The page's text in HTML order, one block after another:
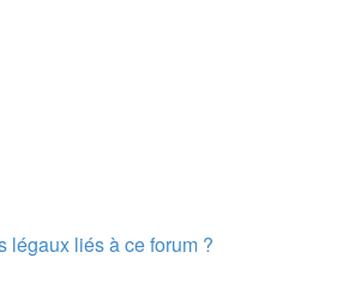
légaux liés à ce forum ?